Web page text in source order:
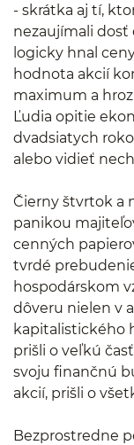
- skrátka aj tí,
nezaujímali dosť
logicky hnal
hodnota akcií
maximum a
Ľudia opitie
dvadsiatych
alebo vidieť
Čierny štvrtok a
panikou
cenných
tvrdé
hospodárskom
dôveru nielen v
kapitalistického
prišli o veľkú
svoju finančnú
akcií, prišli o
Bezprostredne